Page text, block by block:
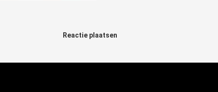
Reactie plaatsen